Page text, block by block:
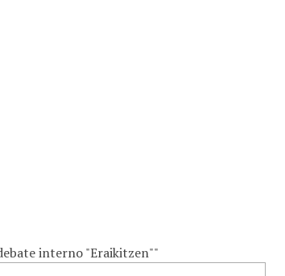
interno "Eraikitzen""